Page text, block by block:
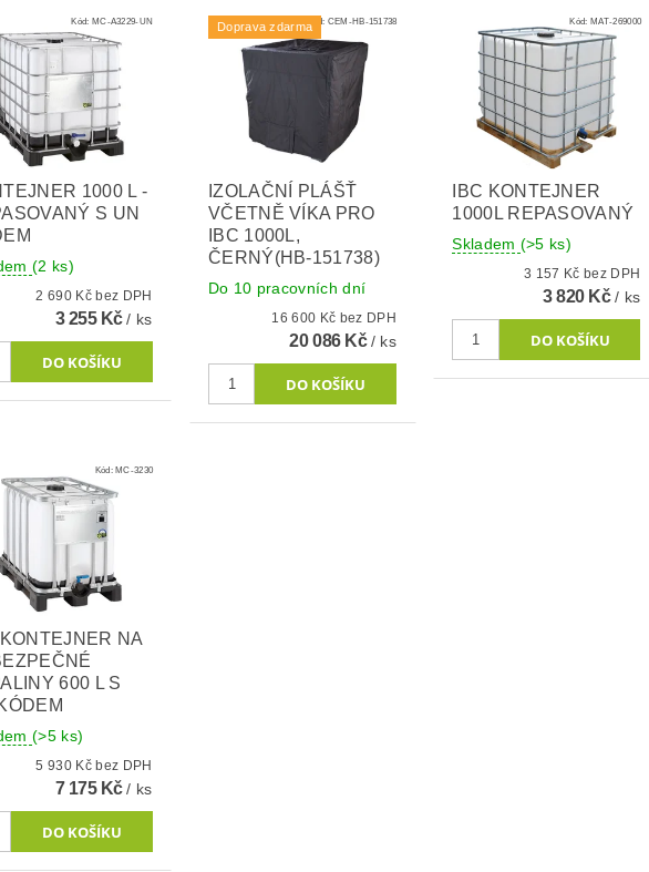
Kód: MC-A3229-UN
1000 L -
S UN
(2 ks)
2 690 Kč bez DPH
3 255 Kč/ ks
Doprava zdarmaKód: CEM-HB-151738
IZOLAČNÍ PLÁŠŤ
VČETNĚ VÍKA PRO
IBC 1000L,
ČERNÝ(HB-151738)
Do 10 pracovních dní
16 600 Kč bez DPH
20 086 Kč/ ks
Kód: MAT-269000
IBC KONTEJNER
1000L REPASOVANÝ
Skladem (>5 ks)
3 157 Kč bez DPH
3 820 Kč/ ks
Kód:MC-3230
KONTEJNER NA
600 L S
(>5 ks)
5 930 Kč bez DPH
7 175 Kč/ ks